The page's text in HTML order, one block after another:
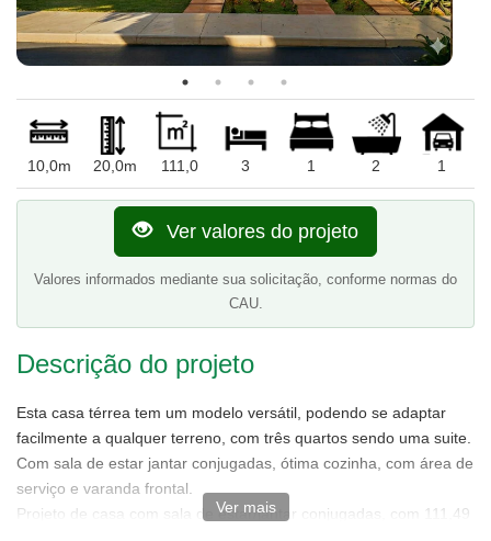
10,0m 20,0m 111,0 3 1 2 1
Ver valores do projeto
Valores informados mediante sua solicitação, conforme normas do
CAU.
Descrição do projeto
Esta casa térrea tem um modelo versátil, podendo se adaptar
facilmente a qualquer terreno, com três quartos sendo uma suite.
Com sala de estar jantar conjugadas, ótima cozinha, com área de
serviço e varanda frontal.
Projeto de casa com sala de estar/jantar conjugadas, com 111,49
Ver mais